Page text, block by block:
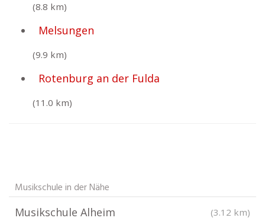
(8.8 km)
Melsungen
(9.9 km)
Rotenburg an der Fulda
(11.0 km)
Musikschule in der Nähe
Musikschule Alheim (3.12 km)